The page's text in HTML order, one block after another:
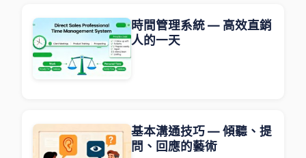
時間管理系統 — 高效直銷
人的一天
基本溝通技巧 — 傾聽、提
問、回應的藝術